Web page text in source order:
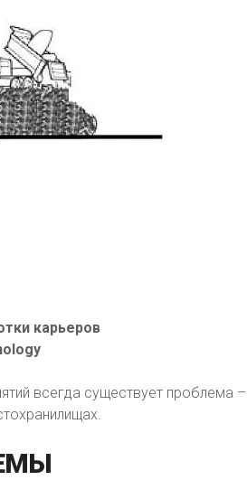
карьеров
всегда существует проблема –